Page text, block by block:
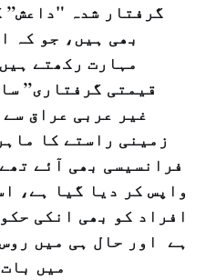
بھی ہیں، جو کہ
مہارت رکھتے
قیمتی گرفتاری”
غیر عربی عراق
زمینی راستے کا
فرانسیسی بھی آئے
واپس کر دیا گیا ہے،
افراد کو بھی انکی
ہے اور حال ہی میں
میں